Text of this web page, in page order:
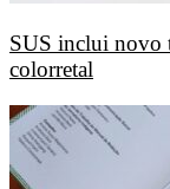
SUS inclui novo
colorretal